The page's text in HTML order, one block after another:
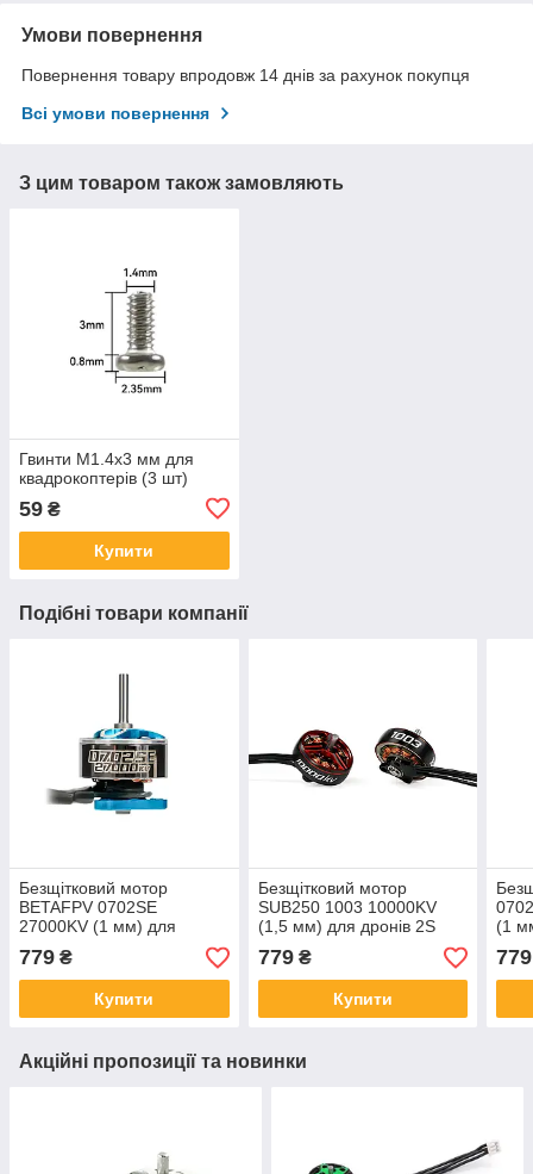
Умови повернення
Повернення товару впродовж 14 днів за рахунок покупця
Всі умови повернення
З цим товаром також замовляють
Гвинти M1.4х3 мм для
квадрокоптерів (3 шт)
59 ₴
Купити
Подібні товари компанії
Безщітковий мотор
BETAFPV 0702SE
27000KV (1 мм) для
дронів AIR65 (блакитний)
779 ₴
Купити
Безщітковий мотор
SUB250 1003 10000KV
(1,5 мм) для дронів 2S
779₴
Купити
(1
779
Акційні пропозиції та новинки